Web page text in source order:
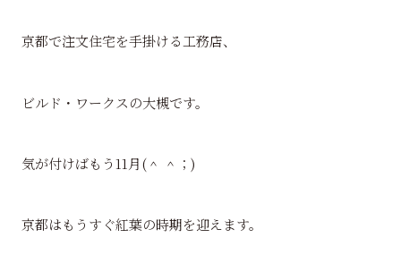
京都で注文住宅を手掛ける工務店、
ビルド・ワークスの大槻です。
気が付けばもう11月(＾ ＾；)
京都はもうすぐ紅葉の時期を迎えます。